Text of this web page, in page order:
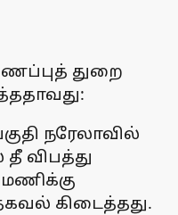
துறை
நரேலாவில்
விபத்து
மணிக்கு
கிடைத்தது.